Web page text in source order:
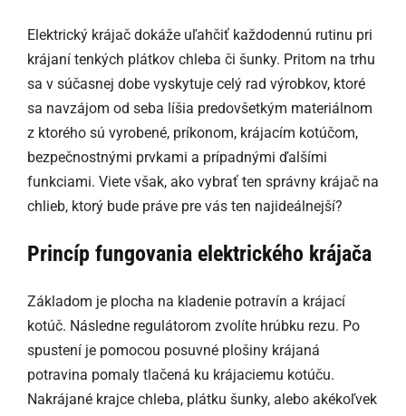
Elektrický krájač dokáže uľahčiť každodennú rutinu pri
krájaní tenkých plátkov chleba či šunky. Pritom na trhu
sa v súčasnej dobe vyskytuje celý rad výrobkov, ktoré
sa navzájom od seba líšia predovšetkým materiálnom
z ktorého sú vyrobené, príkonom, krájacím kotúčom,
bezpečnostnými prvkami a prípadnými ďalšími
funkciami. Viete však, ako vybrať ten správny krájač na
chlieb, ktorý bude práve pre vás ten najideálnejší?
Princíp fungovania elektrického krájača
Základom je plocha na kladenie potravín a krájací
kotúč. Následne regulátorom zvolíte hrúbku rezu. Po
spustení je pomocou posuvné plošiny krájaná
potravina pomaly tlačená ku krájaciemu kotúču.
Nakrájané krajce chleba, plátku šunky, alebo akékoľvek